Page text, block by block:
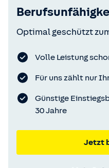
Optimal geschützt
Volle Leistung
Für uns zählt nur
Günstige
30 Jahre
Jetzt